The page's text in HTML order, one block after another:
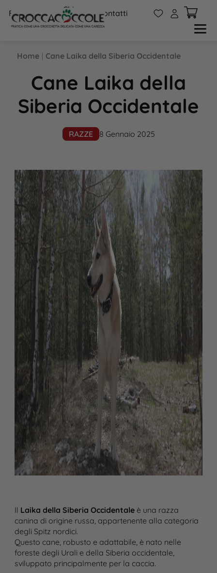
FAQs
Chi
siamo
Contatti W A
Home | Cane Laika della Siberia Occidentale
Cane Laika della
Siberia Occidentale
RAZZE 8 Gennaio 2025
Il Laika della Siberia Occidentaleè una razza
canina di origine russa, appartenente alla categoria
degli Spitz nordici.
Questo cane, robusto e adattabile, è nato nelle
foreste degli Urali e della Siberia occidentale,
sviluppato principalmente per la caccia.